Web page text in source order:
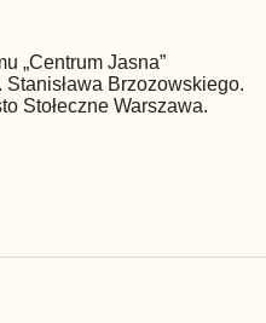
„Centrum Jasna”
Brzozowskiego.
Stołeczne Warszawa.